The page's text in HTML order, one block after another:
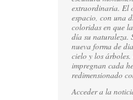
extraordinaria. El
espacio, con una
coloridas en que
día su naturaleza.
nueva forma de
cielo y los
impregnan cada
redimensionado
Acceder a la